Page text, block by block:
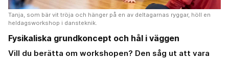
Tanja, som bär vit tröja och hänger på en av deltagarnas ryggar, höll en
heldagsworkshop i dansteknik.
Fysikaliska grundkoncept och hål i väggen
Vill du berätta om workshopen? Den såg ut att vara